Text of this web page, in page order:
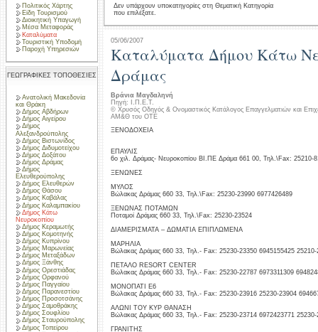
Πολιτικός Χάρτης
Είδη Τουρισμού
Διοικητική Υπαγωγή
Μέσα Μεταφοράς
Καταλύματα
Τουριστική Υποδομή
Παροχή Υπηρεσιών
ΓΕΩΓΡΑΦΙΚΕΣ ΤΟΠΟΘΕΣΙΕΣ
Ανατολική Μακεδονία
και Θράκη
Δήμος Αβδήρων
Δήμος Αιγείρου
Δήμος
Αλεξανδρούπολης
Δήμος Βιστωνίδος
Δήμος Διδυμοτείχου
Δήμος Δοξάτου
Δήμος Δράμας
Δήμος
Ελευθερούπολης
Δήμος Ελευθερών
Δήμος Θάσου
Δήμος Καβάλας
Δήμος Καλαμπακίου
Δήμος Κάτω
Νευροκοπίου
Δήμος Κεραμωτής
Δήμος Κομοτηνής
Δήμος Κυπρίνου
Δήμος Μαρωνείας
Δήμος Μεταξάδων
Δήμος Ξάνθης
Δήμος Ορεστιάδας
Δήμος Ορφανού
Δήμος Παγγαίου
Δήμος Παρανεστίου
Δήμος Προσοτσάνης
Δήμος Σαμοθράκης
Δήμος Σουφλίου
Δήμος Σταυρούπολης
Δήμος Τοπείρου
Δεν υπάρχουν υποκατηγορίες στη Θεματική Κατηγορία
που επιλέξατε.
05/06/2007
Καταλύματα Δήμου Κάτω
Δράμας
Βράνια Μαγδαληνή
Πηγή: Ι.Π.Ε.Τ.
© Χρυσός Οδηγός & Ονομαστικός Κατάλογος Επαγγελματιών και
ΑΜ&Θ του ΟΤΕ
ΞΕΝΟΔΟΧΕΙΑ
ΕΠΑΥΛΙΣ
6ο χιλ. Δράμας- Νευροκοπίου ΒΙ.ΠΕ Δράμα 661 00, Τηλ.\Fax: 25210-
ΞΕΝΩΝΕΣ
ΜΥΛΟΣ
Βώλακας Δράμας 660 33, Τηλ.\Fax: 25230-23990 6977426489
ΞΕΝΩΝΑΣ ΠΟΤΑΜΩΝ
Ποταμοί Δράμας 660 33, Τηλ.\Fax: 25230-23524
ΔΙΑΜΕΡΙΣΜΑΤΑ – ΔΩΜΑΤΙΑ ΕΠΙΠΛΩΜΕΝΑ
ΜΑΡΗΛΙΑ
Βώλακας Δράμας 660 33, Τηλ.- Fax: 25230-23350 6945155425 25210-
ΠΕΤΑΛΟ RESORT CENTER
Βώλακας Δράμας 660 33, Τηλ.- Fax: 25230-22787 6973311309
ΜΟΝΟΠΑΤΙ Ε6
Βώλακας Δράμας 660 33, Τηλ.- Fax: 25230-23916 25230-23904
ΑΛΩΝΙ ΤΟΥ ΚΥΡ ΘΑΝΑΣΗ
Βώλακας Δράμας 660 33, Τηλ.- Fax: 25230-23714 6972423771 25230-
ΓΡΑΝΙΤΗΣ